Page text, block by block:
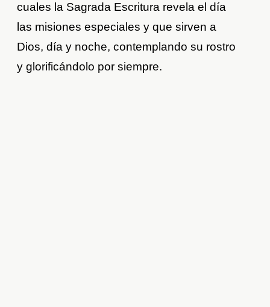
cuales la Sagrada Escritura revela el día
las misiones especiales y que sirven a
Dios, día y noche, contemplando su rostro
y glorificándolo por siempre.